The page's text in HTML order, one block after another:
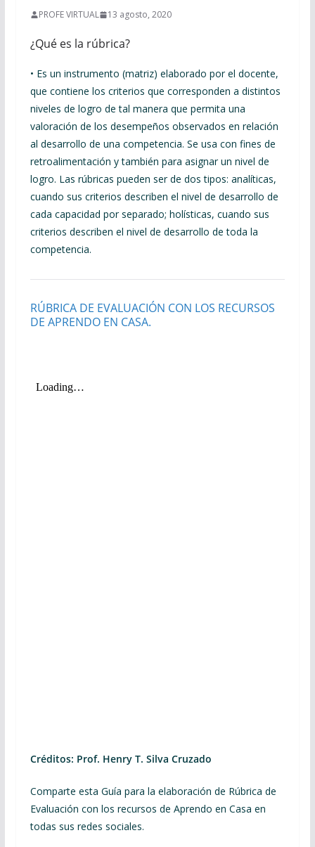
PROFE VIRTUAL 13 agosto, 2020
¿Qué es la rúbrica?
• Es un instrumento (matriz) elaborado por el docente,
que contiene los criterios que corresponden a distintos
niveles de logro de tal manera que permita una
valoración de los desempeños observados en relación
al desarrollo de una competencia. Se usa con fines de
retroalimentación y también para asignar un nivel de
logro. Las rúbricas pueden ser de dos tipos: analíticas,
cuando sus criterios describen el nivel de desarrollo de
cada capacidad por separado; holísticas, cuando sus
criterios describen el nivel de desarrollo de toda la
competencia.
RÚBRICA DE EVALUACIÓN CON LOS RECURSOS
DE APRENDO EN CASA.
Créditos: Prof. Henry T. Silva Cruzado
Comparte esta Guía para la elaboración de Rúbrica de
Evaluación con los recursos de Aprendo en Casa en
todas sus redes sociales.